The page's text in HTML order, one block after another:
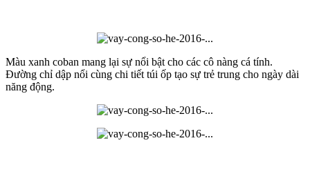
Màu xanh coban mang lại sự nổi bật cho các cô nàng cá tính.
Đường chỉ dập nổi cùng chi tiết túi ốp tạo sự trẻ trung cho ngày dài
năng động.